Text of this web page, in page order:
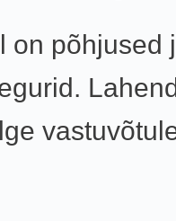
on põhjused